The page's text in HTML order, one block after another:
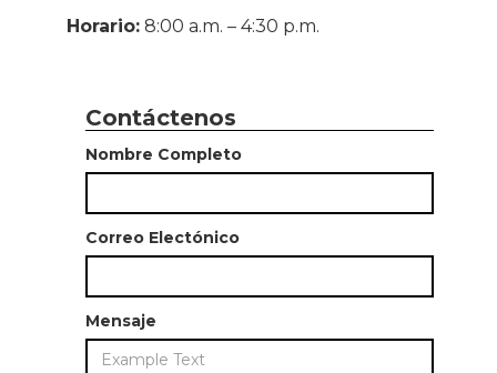
Horario: 8:00 a.m. – 4:30 p.m.
Contáctenos
Nombre Completo
Correo Electónico
Mensaje